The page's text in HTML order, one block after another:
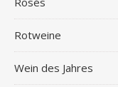
Rotweine
Wein des Jahres